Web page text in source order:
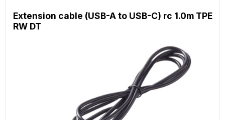
Extension cable (USB-A to USB-C) rc 1.0m TPE
RW DT